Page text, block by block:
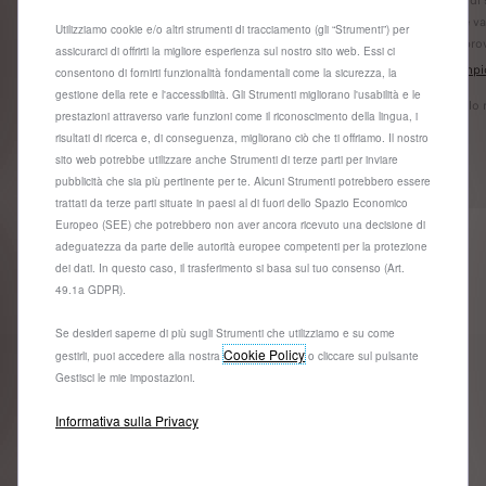
L'offerta è valida fino al 31/08/2026.
Salvo approvazione Stellantis Financial Services Italia S.p.A.
Vedi esempio rappresentativo e termini e condizioni
* il modello mostrato è la 208 Style Benzina 100cv.
Trova la tua auto
L'offerta è
Salvo
Vedi
* il modello
Domande e risposte
Per maggiori informazioni sul processo di ordinazione
Utilizziamo cookie e/o altri strumenti di tracciamento (gli “Strumenti”) per
assicurarci di offrirti la migliore esperienza sul nostro sito web. Essi ci
consentono di fornirti funzionalità fondamentali come la sicurezza, la
gestione della rete e l'accessibilità. Gli Strumenti migliorano l'usabilità e le
prestazioni attraverso varie funzioni come il riconoscimento della lingua, i
risultati di ricerca e, di conseguenza, migliorano ciò che ti offriamo. Il nostro
sito web potrebbe utilizzare anche Strumenti di terze parti per inviare
pubblicità che sia più pertinente per te. Alcuni Strumenti potrebbero essere
trattati da terze parti situate in paesi al di fuori dello Spazio Economico
Europeo (SEE) che potrebbero non aver ancora ricevuto una decisione di
adeguatezza da parte delle autorità europee competenti per la protezione
dei dati. In questo caso, il trasferimento si basa sul tuo consenso (Art.
49.1a GDPR).
Se desideri saperne di più sugli Strumenti che utilizziamo e su come
gestirli, puoi accedere alla nostraCookie Policyo cliccare sul pulsante
Gestisci le mie impostazioni.
Informativa sulla Privacy